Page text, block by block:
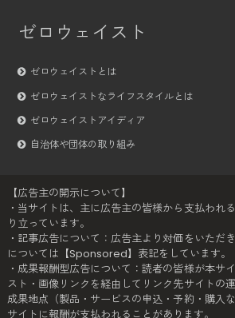
ゼロウェイスト
ゼロウェイストとは
ゼロウェイストなライフスタイルとは
ゼロウェイストアイディア
自治体や団体の取り組み
【広告主の開示について】
・当サイトは、主に広告主の皆様から支払われ
り立っています。
・記事広告について：広告主より対価をいただ
については【Sponsored】表記をしています。
・成果報酬型広告について：読者の皆様が本サ
スト・画像リンクを経由してリンク先サイトの
成果地点（製品・サービスの申込・予約・購入
サイトに報酬が支払われることがあります。